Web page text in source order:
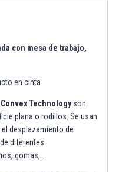
con mesa de trabajo,
en cinta.
Technologyson
plana o rodillos. Se usan
desplazamiento de
diferentes
gomas, …